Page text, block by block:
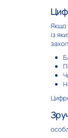
Якщо
із